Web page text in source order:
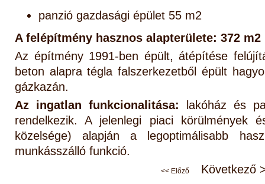
panzió gazdasági épület 55 m2
A felépítmény hasznos alapterülete: 372 m2
Az építmény 1991-ben épült, átépítése
beton alapra tégla falszerkezetből épült
gázkazán.
Az ingatlan funkcionalitása: lakóház és
rendelkezik. A jelenlegi piaci körülmények
közelsége) alapján a legoptimálisabb
munkásszálló funkció.
<< Előző Következő